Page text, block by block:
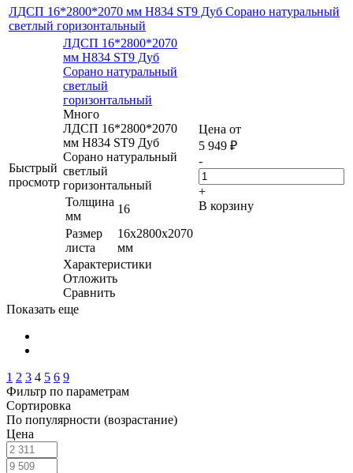
ЛДСП 16*2800*2070 мм H834 ST9 Дуб Сорано натуральный
светлый горизонтальный
Быстрый
просмотр
ЛДСП 16*2800*2070
мм H834 ST9 Дуб
Сорано натуральный
светлый
горизонтальный
Много
ЛДСП 16*2800*2070
мм H834 ST9 Дуб
Сорано натуральный
светлый
горизонтальный
Толщина
мм
16
Размер
листа
16x2800x2070
мм
Характеристики
Отложить
Сравнить
Цена от
5 949 ₽
-
+
В корзину
Показать еще
1 2 3 4 5 6 9
Фильтр по параметрам
Сортировка
По популярности (возрастание)
Цена